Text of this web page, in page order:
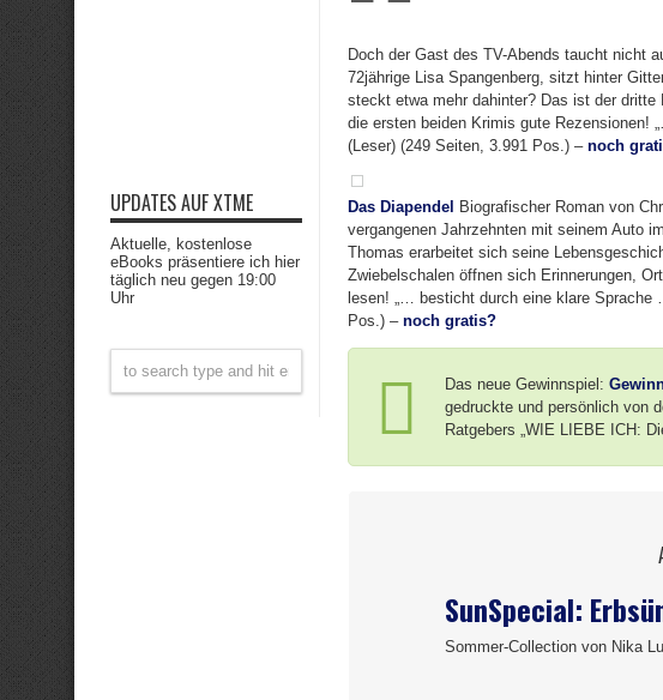
Doch der Gast des TV-Abends taucht nicht
72jährige Lisa Spangenberg, sitzt hinter
steckt etwa mehr dahinter? Das ist der
die ersten beiden Krimis gute Rezensionen!
(Leser) (249 Seiten, 3.991 Pos.) – noch
Das Diapendel
Biografischer Roman von
vergangenen Jahrzehnten mit seinem Auto
Thomas erarbeitet sich seine
Zwiebelschalen öffnen sich Erinnerungen,
lesen! „… besticht durch eine klare Sprache
Pos.) – noch gratis?
Das neue Gewinnspiel:
gedruckte und persönlich von
Ratgebers „WIE LIEBE ICH:
SunSpecial:
Sommer-Collection von Nika
UPDATES AUF XTME
Aktuelle, kostenlose
eBooks präsentiere ich hier
täglich neu gegen 19:00
Uhr